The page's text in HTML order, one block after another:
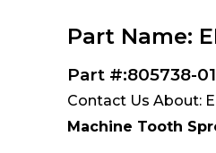
Part Name:
Part #:805738-01
Contact Us About:
Machine Tooth